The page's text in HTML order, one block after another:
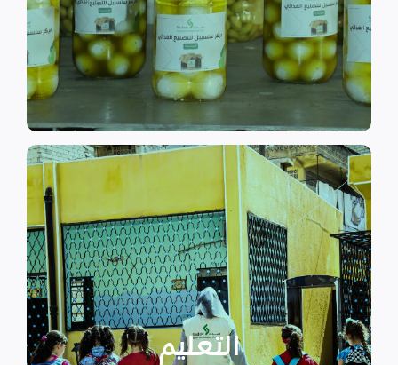
الى الاهتمام بالمشاريع التنموية.
اقرأ المزيد
التعليم
يساهم في تعزيز السلام و دعم
الأطفال المنقطعين عن العملية
التعليمية أو المتأخرين عن المراحل
الدراسية بسبب الصراع القائم.
اقرأ المزيد